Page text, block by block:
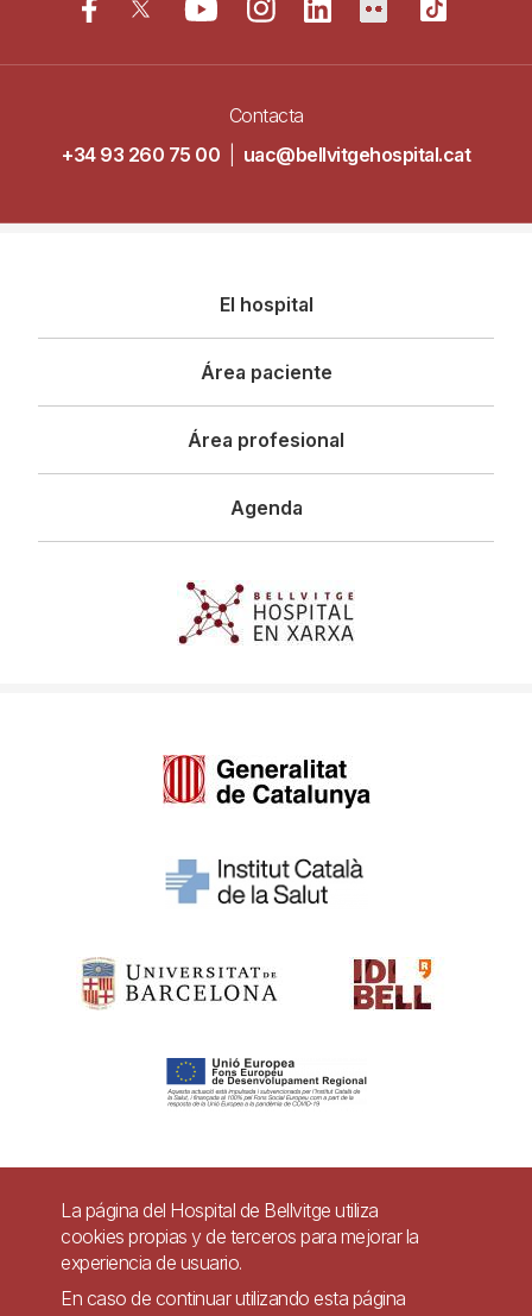
Contacta
+34 93 260 75 00
uac@bellvitgehospital.cat
principal
El hospital
Área paciente
Área profesional
Agenda
Pie
página
Contacto
Accesibilidad
La página del Hospital de Bellvitge utiliza
cookies propias y de terceros para mejorar la
experiencia de usuario.
En caso de continuar utilizando esta página